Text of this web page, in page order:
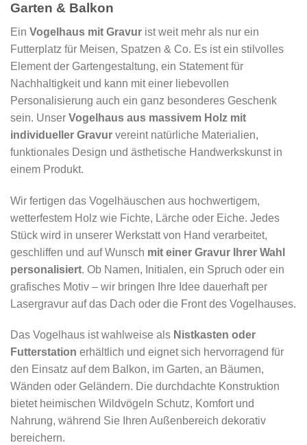
Garten & Balkon
Ein Vogelhaus mit Gravur ist weit mehr als nur ein
Futterplatz für Meisen, Spatzen & Co. Es ist ein stilvolles
Element der Gartengestaltung, ein Statement für
Nachhaltigkeit und kann mit einer liebevollen
Personalisierung auch ein ganz besonderes Geschenk
sein. Unser Vogelhaus aus massivem Holz mit
individueller Gravur vereint natürliche Materialien,
funktionales Design und ästhetische Handwerkskunst in
einem Produkt.
Wir fertigen das Vogelhäuschen aus hochwertigem,
wetterfestem Holz wie Fichte, Lärche oder Eiche. Jedes
Stück wird in unserer Werkstatt von Hand verarbeitet,
geschliffen und auf Wunsch mit einer Gravur Ihrer Wahl
personalisiert. Ob Namen, Initialen, ein Spruch oder ein
grafisches Motiv – wir bringen Ihre Idee dauerhaft per
Lasergravur auf das Dach oder die Front des Vogelhauses.
Das Vogelhaus ist wahlweise als Nistkasten oder
Futterstation erhältlich und eignet sich hervorragend für
den Einsatz auf dem Balkon, im Garten, an Bäumen,
Wänden oder Geländern. Die durchdachte Konstruktion
bietet heimischen Wildvögeln Schutz, Komfort und
Nahrung, während Sie Ihren Außenbereich dekorativ
bereichern.